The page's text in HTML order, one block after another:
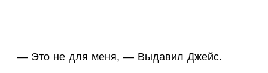
— Это не для меня, — Выдавил Джейс.